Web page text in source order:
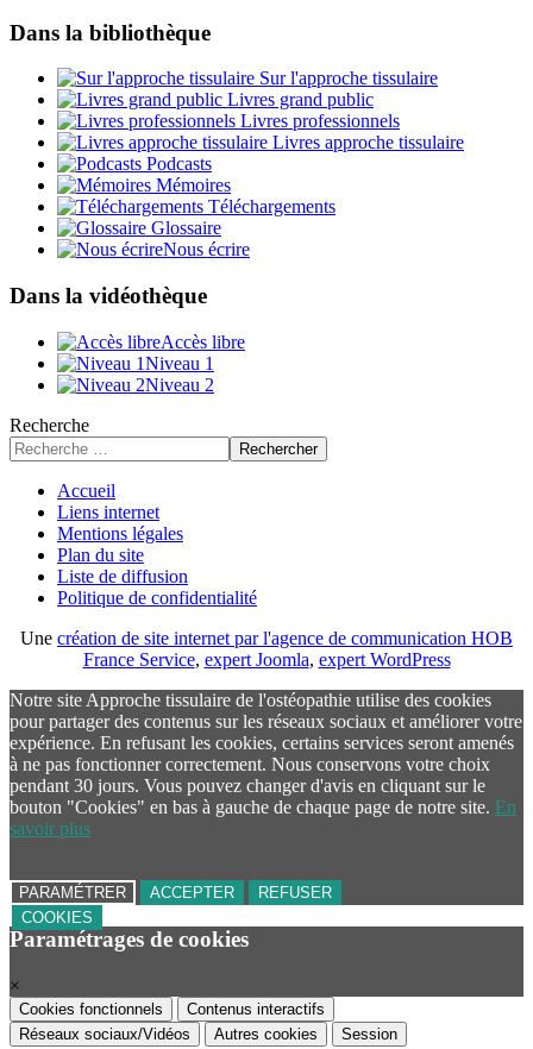
Dans la bibliothèque
Sur l'approche tissulaire
Livres grand public
Livres professionnels
Livres approche tissulaire
Podcasts
Mémoires
Téléchargements
Glossaire
Nous écrire
Dans la vidéothèque
Accès libre
Niveau 1
Niveau 2
Recherche
Rechercher
Accueil
Liens internet
Mentions légales
Plan du site
Liste de diffusion
Politique de confidentialité
Une création de site internet par l'agence de communication HOB
France Service, expert Joomla, expert WordPress
Notre site Approche tissulaire de l'ostéopathie utilise des cookies
pour partager des contenus sur les réseaux sociaux et améliorer votre
expérience. En refusant les cookies, certains services seront amenés
à ne pas fonctionner correctement. Nous conservons votre choix
pendant 30 jours. Vous pouvez changer d'avis en cliquant sur le
bouton "Cookies" en bas à gauche de chaque page de notre site. En
savoir plus
PARAMÉTRER ACCEPTER
REFUSER
COOKIES
Paramétrages de cookies
×
Cookies fonctionnels
Contenus interactifs
Réseaux sociaux/Vidéos
Autres cookies Session